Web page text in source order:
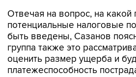
Отвечая на вопрос, на какой
потенциальные налоговые
быть введены, Сазанов
группа также это
оценить размер ущерба и
платежеспособность